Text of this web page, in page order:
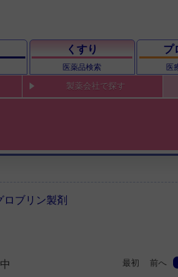
くすり
医薬品検索
プ
医
製薬会社で探す
ブリン製剤
最初 前へ